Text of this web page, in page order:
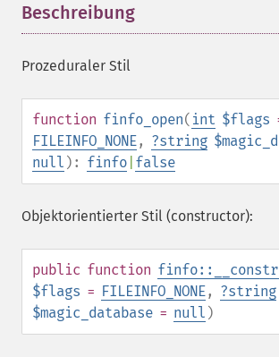
Beschreibung
Prozeduraler Stil
function finfo_open( int $flags
FILEINFO_NONE, ?string
null ): finfo false
Objektorientierter Stil (constructor):
public function
$flags = FILEINFO_NONE, ?string
$magic_database = null )